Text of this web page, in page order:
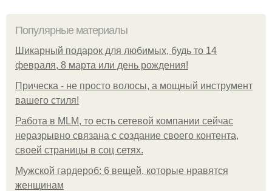
Популярные материалы
Шикарный подарок для любимых, будь то 14
февраля, 8 марта или день рождения!
Прическа - не просто волосы, а мощный инструмент
вашего стиля!
Работа в MLM, то есть сетевой компании сейчас
неразрывно связана с создание своего контента,
своей страницы в соц сетях.
Мужской гардероб: 6 вещей, которые нравятся
женщинам